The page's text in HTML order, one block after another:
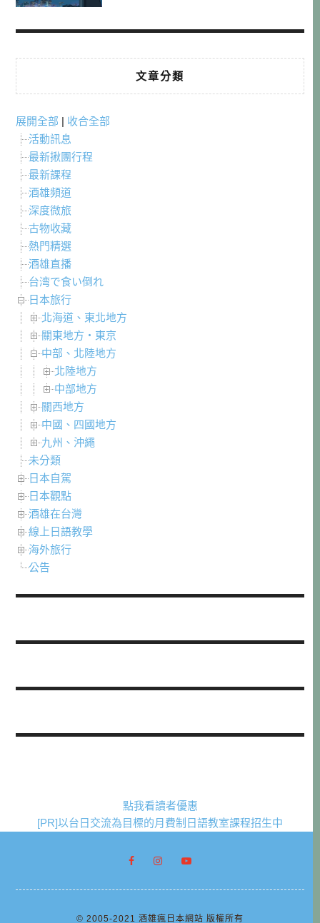
文章分類
展開全部 | 收合全部
活動訊息
最新揪團行程
最新課程
酒雄頻道
深度微旅
古物收藏
熱門精選
酒雄直播
台湾で食い倒れ
日本旅行
北海道、東北地方
關東地方・東京
中部、北陸地方
北陸地方
中部地方
關西地方
中國、四國地方
九州、沖繩
未分類
日本自駕
日本觀點
酒雄在台灣
線上日語教學
海外旅行
公告
點我看讀者優惠
[PR]以台日交流為目標的月費制日語教室課程招生中
© 2005-2021 酒雄瘋日本網站 版權所有